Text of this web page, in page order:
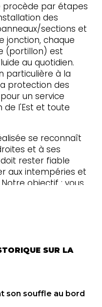
procède par étapes
des
sections et
jonction, chaque
(portillon) est
au quotidien.
particulière à la
protection des
un service
de l'Est et toute
se reconnaît
et à ses
rester fiable
aux intempéries et
objectif : vous
SUR LA
son souffle au bord